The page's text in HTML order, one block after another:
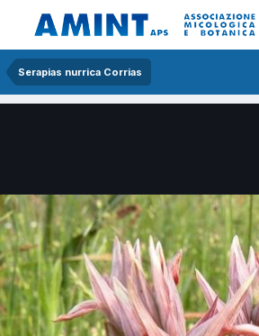
Serapias nurrica Corrias